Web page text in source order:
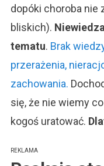
dopóki choroba nie
bliskich).
tematu. Brak
przerażenia,
zachowania.
się, że nie wiemy
kogoś uratować.
REKLAMA